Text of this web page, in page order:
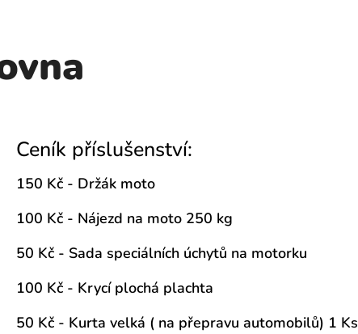
Ceník příslušenství:
150 Kč - Držák moto
100 Kč - Nájezd na moto 250 kg
50 Kč - Sada speciálních úchytů na motorku
100 Kč - Krycí plochá plachta
50 Kč - Kurta velká ( na přepravu automobilů) 1 Ks